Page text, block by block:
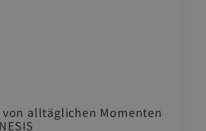
alltäglichen Momenten